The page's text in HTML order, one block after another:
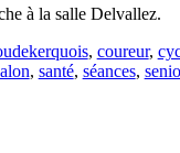
à la salle Delvallez.
, coureur,
, santé, séances,